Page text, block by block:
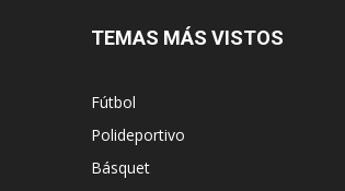
TEMAS MÁS VISTOS
Fútbol
Polideportivo
Básquet